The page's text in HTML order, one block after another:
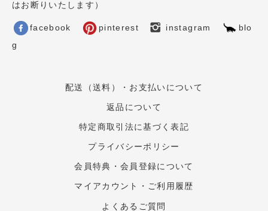
はお断りいたします）
facebook pinterest instagram
blo
g
配送（送料）・お支払いについて
返品について
特定商取引法に基づく表記
プライバシーポリシー
会員特典・会員登録について
マイアカウント・ご利用履歴
よくあるご質問